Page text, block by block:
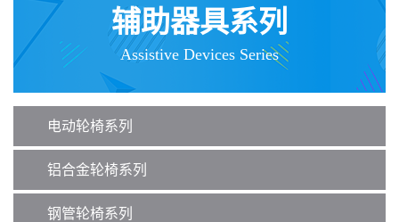
i
g
i
辅助器具系列
Assistive Devices Series
电动轮椅系列
铝合金轮椅系列
钢管轮椅系列